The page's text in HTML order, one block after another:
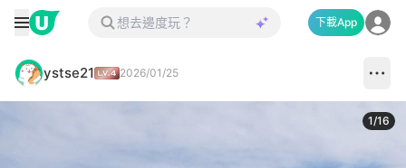
下載App
ystse21 2026/01/25
1/16